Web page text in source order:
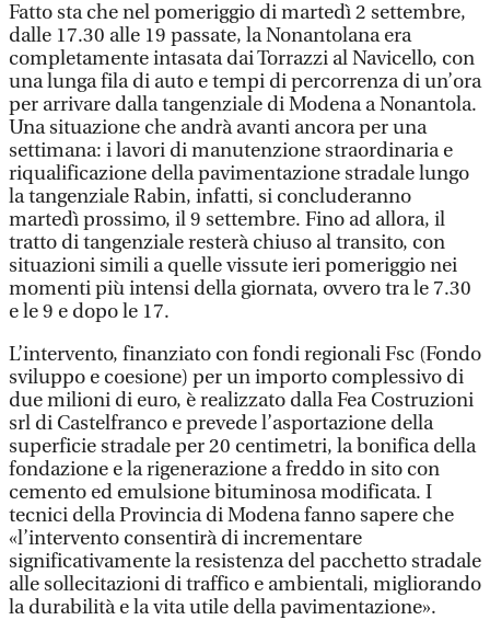
Fatto sta che nel pomeriggio di martedì 2 settembre,
dalle 17.30 alle 19 passate, la Nonantolana era
completamente intasata dai Torrazzi al Navicello, con
una lunga fila di auto e tempi di percorrenza di un’ora
per arrivare dalla tangenziale di Modena a Nonantola.
Una situazione che andrà avanti ancora per una
settimana: i lavori di manutenzione straordinaria e
riqualificazione della pavimentazione stradale lungo
la tangenziale Rabin, infatti, si concluderanno
martedì prossimo, il 9 settembre. Fino ad allora, il
tratto di tangenziale resterà chiuso al transito, con
situazioni simili a quelle vissute ieri pomeriggio nei
momenti più intensi della giornata, ovvero tra le 7.30
e le 9 e dopo le 17.
L’intervento, finanziato con fondi regionali Fsc (Fondo
sviluppo e coesione) per un importo complessivo di
due milioni di euro, è realizzato dalla Fea Costruzioni
srl di Castelfranco e prevede l’asportazione della
superficie stradale per 20 centimetri, la bonifica della
fondazione e la rigenerazione a freddo in sito con
cemento ed emulsione bituminosa modificata. I
tecnici della Provincia di Modena fanno sapere che
«l’intervento consentirà di incrementare
significativamente la resistenza del pacchetto stradale
alle sollecitazioni di traffico e ambientali, migliorando
la durabilità e la vita utile della pavimentazione».